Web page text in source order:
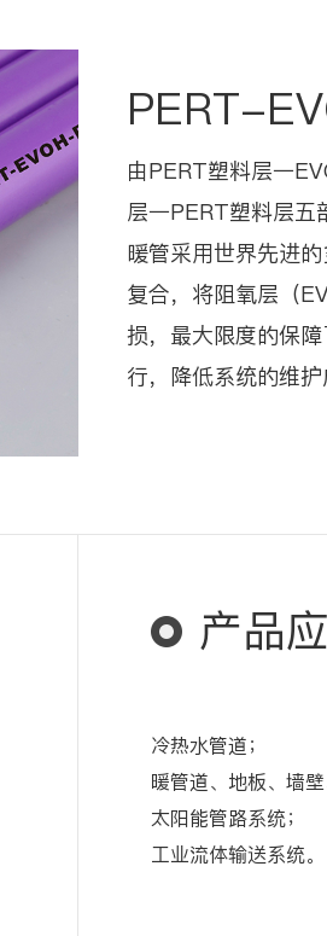
PERT-
由PERT塑料层一
层一PERT塑料层
暖管采用世界先进
复合，将阻氧层（
损，最大限度的保
行，降低系统的维护
产品
冷热水管道；
暖管道、地板、墙壁
太阳能管路系统；
工业流体输送系统。